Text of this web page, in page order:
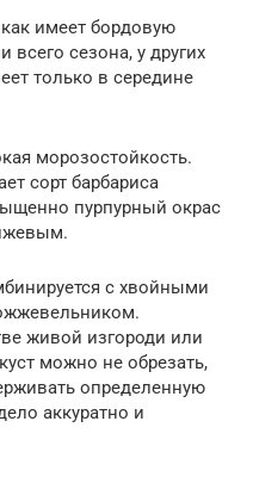
имеет бордовую
всего сезона, у других
только в середине
морозостойкость.
сорт барбариса
пурпурный окрас
с хвойными
живой изгороди или
можно не обрезать,
определенную
аккуратно и